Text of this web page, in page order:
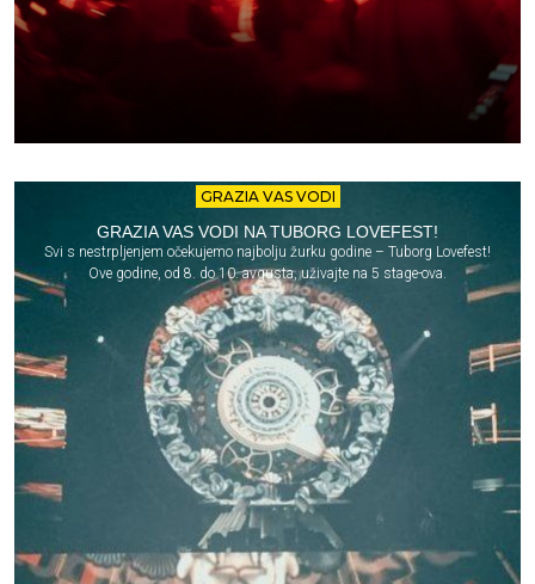
GRAZIA VAS VODI
GRAZIA VAS VODI NA TUBORG LOVEFEST!
Svi s nestrpljenjem očekujemo najbolju žurku godine – Tuborg Lovefest!
Ove godine, od 8. do 10. avgusta, uživajte na 5 stage-ova.